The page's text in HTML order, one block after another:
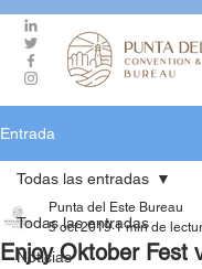
Entrada
Todas las entradas
Noticias
Todas las entradas
Enjoy Oktober Fest
Punta del Este Bureau
5 oct 2019 1 min de